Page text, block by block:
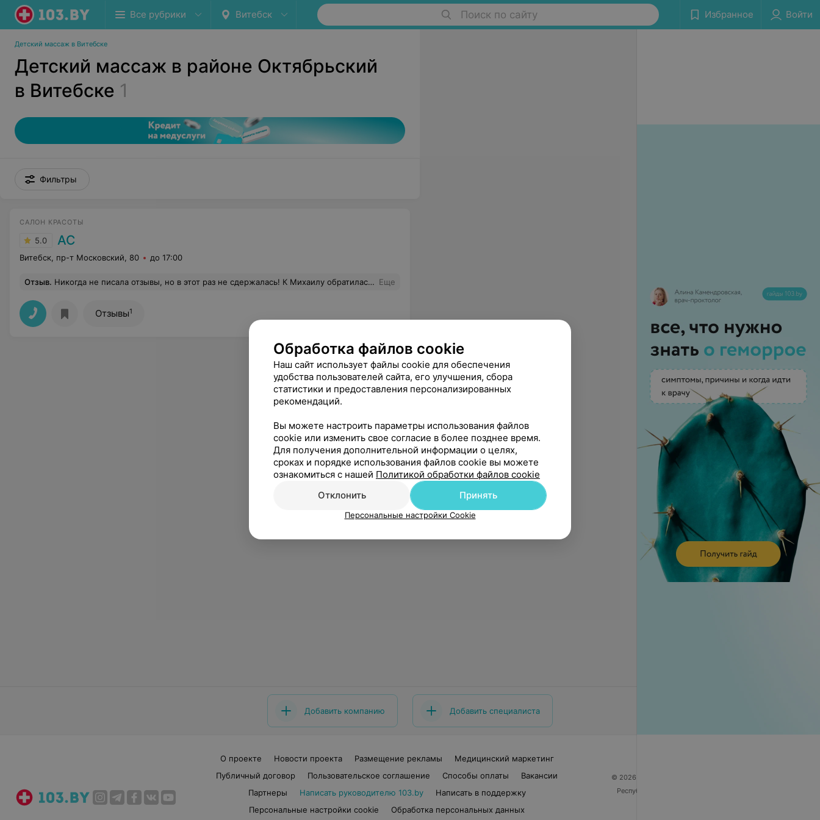
Все рубрики Витебск Поиск по сайту Избранное Войти
Детский массаж в Витебске
Детский массаж в районе Октябрьский
в Витебске 1
Фильтры
САЛОН КРАСОТЫ
5.0 АС
Витебск, пр-т Московский, 80 до 17:00
Отзыв. Никогда не писала отзывы, но в этот раз не сдержалась! К Михаилу обратилась с проблемой онемение верхнего плечевого пояса. Достаточно было одного сеанса, который в прямом смысле вернул мою жизненную энергию! Очень профессиональный подход-разные техники, доведение до результата. Попутно Михаил объяснял многие интересные моменты как работает наш организм, как массаж влияет и что с чем связано! Я под впечатление от такой качественной работы- видно сразу богатый опыт, глубокие знания и большая любовь к своему делу! Более того -очень комфортное взаимодействие: позитивный, добрый, отзывчивый специалист который учитывает все пожелания и работает на совесть! Михаил Огромное Вам спасибо! Еще
Отзывы1
Добавить компанию Добавить специалиста
О проекте Новости проекта Размещение рекламы
Медицинский маркетинг
Публичный договор
Пользовательское соглашение Способы оплаты
Вакансии
Партнеры
Написать руководителю 103.by
Написать в поддержку
Персональные настройки cookie
Обработка персональных данных
© 2026 ООО «Артокс Лаб», УНП 191700409
Республика Беларусь, г. Минск, улица Толбухина, 2,
Обработка файлов cookie
Наш сайт использует файлы cookie для обеспечения
удобства пользователей сайта, его улучшения, сбора
статистики и предоставления персонализированных
рекомендаций.
Вы можете настроить параметры использования файлов
cookie или изменить свое согласие в более позднее время.
Для получения дополнительной информации о целях,
сроках и порядке использования файлов cookie вы можете
ознакомиться с нашей Политикой обработки файлов cookie
Отклонить
Принять
Персональные настройки Cookie